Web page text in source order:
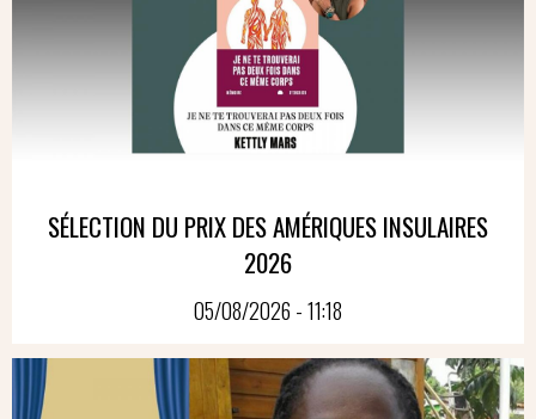
SÉLECTION DU PRIX DES AMÉRIQUES INSULAIRES
2026
05/08/2026 - 11:18